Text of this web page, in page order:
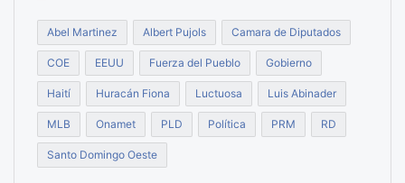
Abel Martinez Albert Pujols Camara de Diputados
COE EEUU Fuerza del Pueblo Gobierno
Haití Huracán Fiona Luctuosa Luis Abinader
MLB Onamet PLD Política PRM RD
Santo Domingo Oeste